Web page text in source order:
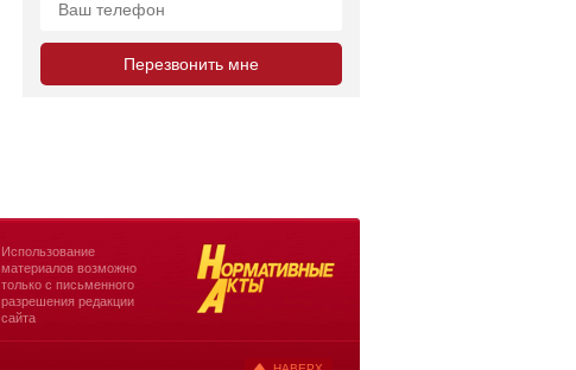
Использование
материалов возможно
только с письменного
разрешения редакции
сайта